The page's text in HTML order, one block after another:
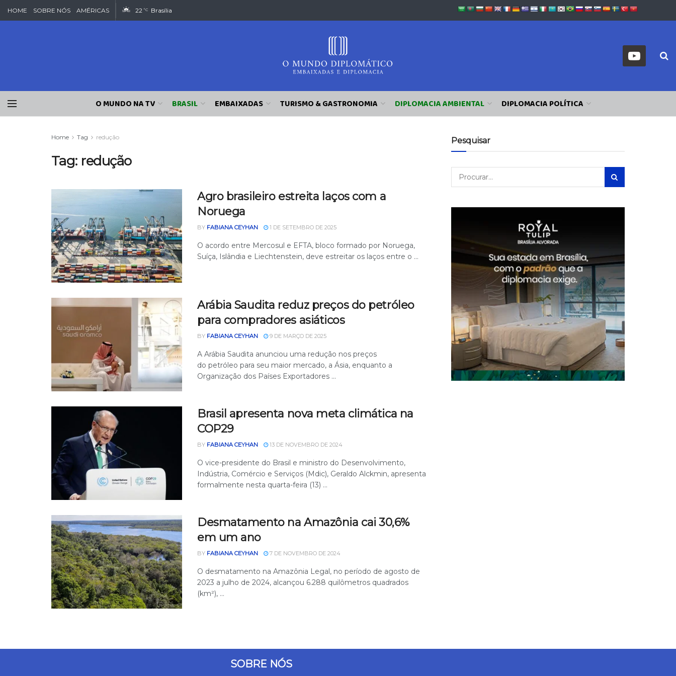
HOME SOBRE NÓS AMÉRICAS 22 °C Brasília
O MUNDO NA TV BRASIL EMBAIXADAS TURISMO & GASTRONOMIA DIPLOMACIA AMBIENTAL DIPLOMACIA POLÍTICA
Home Tag redução
Tag: redução
Agro brasileiro estreita laços com a
Noruega
BY FABIANA CEYHAN 1 DE SETEMBRO DE 2025
O acordo entre Mercosul e EFTA, bloco formado por Noruega,
Suíça, Islândia e Liechtenstein, deve estreitar os laços entre o ...
Arábia Saudita reduz preços do petróleo
para compradores asiáticos
BY FABIANA CEYHAN 9 DE MARÇO DE 2025
A Arábia Saudita anunciou uma redução nos preços
do petróleo para seu maior mercado, a Ásia, enquanto a
Organização dos Países Exportadores ...
Brasil apresenta nova meta climática na
COP29
BY FABIANA CEYHAN 13 DE NOVEMBRO DE 2024
O vice-presidente do Brasil e ministro do Desenvolvimento,
Indústria, Comércio e Serviços (Mdic), Geraldo Alckmin, apresenta
formalmente nesta quarta-feira (13) ...
Desmatamento na Amazônia cai 30,6%
em um ano
BY FABIANA CEYHAN 7 DE NOVEMBRO DE 2024
O desmatamento na Amazônia Legal, no período de agosto de
2023 a julho de 2024, alcançou 6.288 quilômetros quadrados
(km²), ...
Pesquisar
SOBRE NÓS